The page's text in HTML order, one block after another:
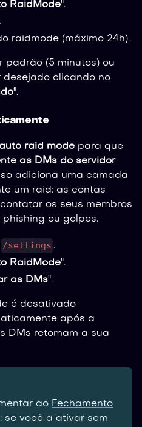
RaidMode".
raidmode (máximo 24h).
padrão (5 minutos) ou
desejado clicando no
".
raid mode para que
as DMs do servidor
adiciona uma camada
um raid: as contas
os seus membros
ou golpes.
/settings .
RaidMode".
as DMs".
é desativado
após a
DMs retomam a sua
ao Fechamento
: se você a ativar sem